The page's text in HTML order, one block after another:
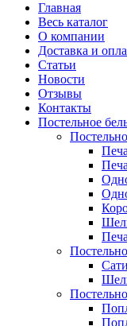
Главная
Весь каталог
О компании
Доставка и
Статьи
Новости
Отзывы
Контакты
Постельное